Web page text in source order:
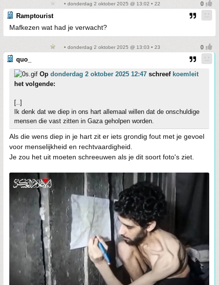
• donderdag 2 oktober 2025 @ 13:02 • 22
Ramptourist
Mafkezen wat had je verwacht?
• donderdag 2 oktober 2025 @ 13:03 • 23
quo_
Op donderdag 2 oktober 2025 12:47 schreef koemleit
het volgende:
[..]
Ik denk dat we diep in ons hart allemaal willen dat de onschuldige
mensen die vast zitten in Gaza geholpen worden.
Als die wens diep in je hart zit er iets grondig fout met je gevoel
voor menselijkheid en rechtvaardigheid.
Je zou het uit moeten schreeuwen als je dit soort foto's ziet.